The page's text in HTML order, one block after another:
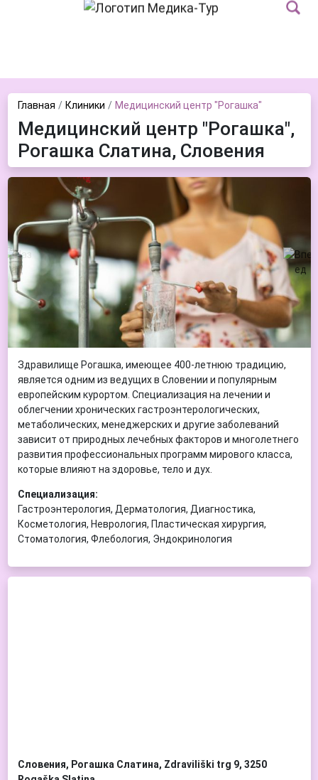
Главная Клиники Медицинский центр "Рогашка"
Медицинский центр "Рогашка",
Рогашка Слатина, Словения
Здравилище Рогашка, имеющее 400-летнюю традицию,
является одним из ведущих в Словении и популярным
европейским курортом. Специализация на лечении и
облегчении хронических гастроэнтерологических,
метаболических, менеджерских и другие заболеваний
зависит от природных лечебных факторов и многолетнего
развития профессиональных программ мирового класса,
которые влияют на здоровье, тело и дух.
Специализация:
Гастроэнтерология, Дерматология, Диагностика,
Косметология, Неврология, Пластическая хирургия,
Стоматология, Флебология, Эндокринология
Словения, Рогашка Слатина, Zdraviliški trg 9, 3250